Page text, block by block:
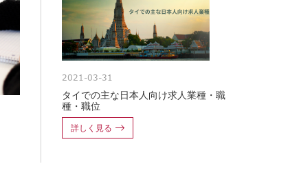
2021-03-31
タイでの主な日本人向け求人業種・職
種・職位
詳しく見る